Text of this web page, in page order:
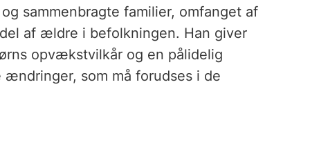
sammenbragte familier, omfanget af
af ældre i befolkningen. Han giver
opvækstvilkår og en pålidelig
som må forudses i de